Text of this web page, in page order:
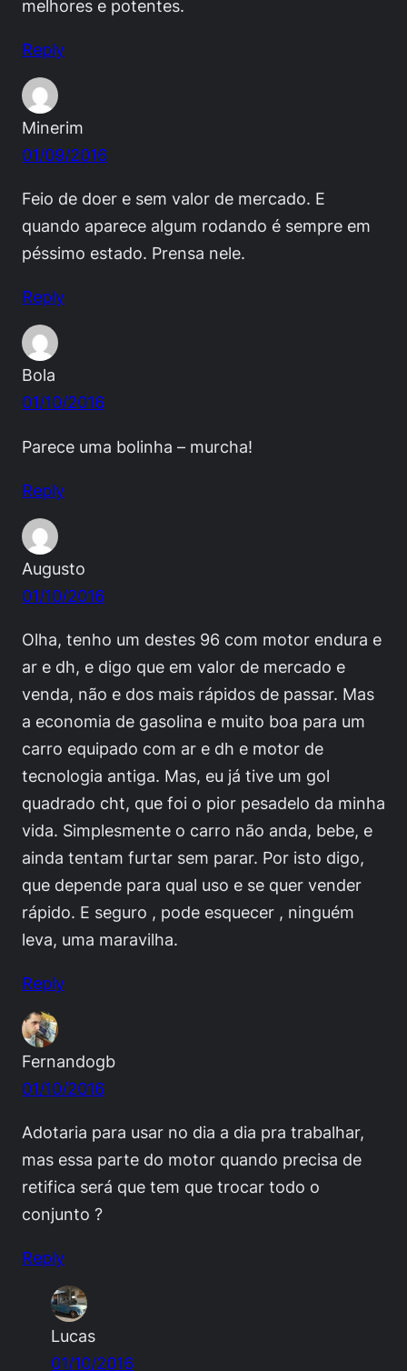
melhores e potentes.
Reply
Minerim
01/09/2016
Feio de doer e sem valor de mercado. E
quando aparece algum rodando é sempre em
péssimo estado. Prensa nele.
Reply
Bola
01/10/2016
Parece uma bolinha – murcha!
Reply
Augusto
01/10/2016
Olha, tenho um destes 96 com motor endura e
ar e dh, e digo que em valor de mercado e
venda, não e dos mais rápidos de passar. Mas
a economia de gasolina e muito boa para um
carro equipado com ar e dh e motor de
tecnologia antiga. Mas, eu já tive um gol
quadrado cht, que foi o pior pesadelo da minha
vida. Simplesmente o carro não anda, bebe, e
ainda tentam furtar sem parar. Por isto digo,
que depende para qual uso e se quer vender
rápido. E seguro , pode esquecer , ninguém
leva, uma maravilha.
Reply
Fernandogb
01/10/2016
Adotaria para usar no dia a dia pra trabalhar,
mas essa parte do motor quando precisa de
retifica será que tem que trocar todo o
conjunto ?
Reply
Lucas
01/10/2016